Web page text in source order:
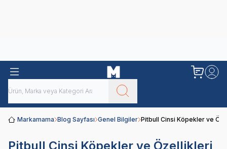
Markamama Blog Sayfası Genel Bilgiler Pitbull Cinsi Köpekler ve
Pitbull Cinsi Köpekler ve Özellikleri